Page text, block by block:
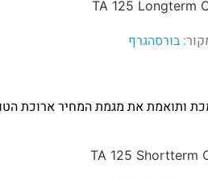
בורסהגרף